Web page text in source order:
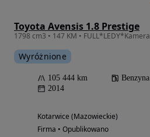
Toyota Avensis 1.8 Prestige
Wyróżnione
105 444 km Benzyna
2014
Kotarwice (Mazowieckie)
Firma • Opublikowano